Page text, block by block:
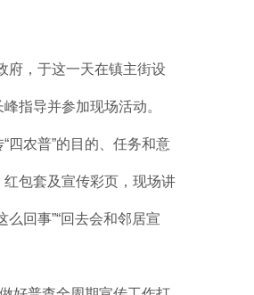
府，于这一天在镇主街设
指导并参加现场活动。
四农普”的目的、任务和意
包套及宣传彩页，现场讲
回事”“回去会和邻居宣